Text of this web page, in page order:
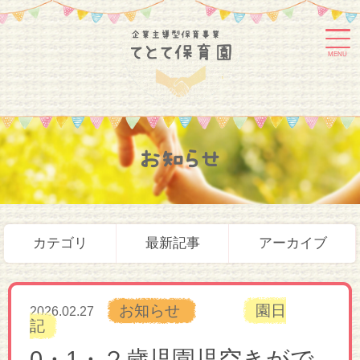
MENU
お知らせ
カテゴリ 最新記事 アーカイブ
2026.02.27 お知らせ
園日
記